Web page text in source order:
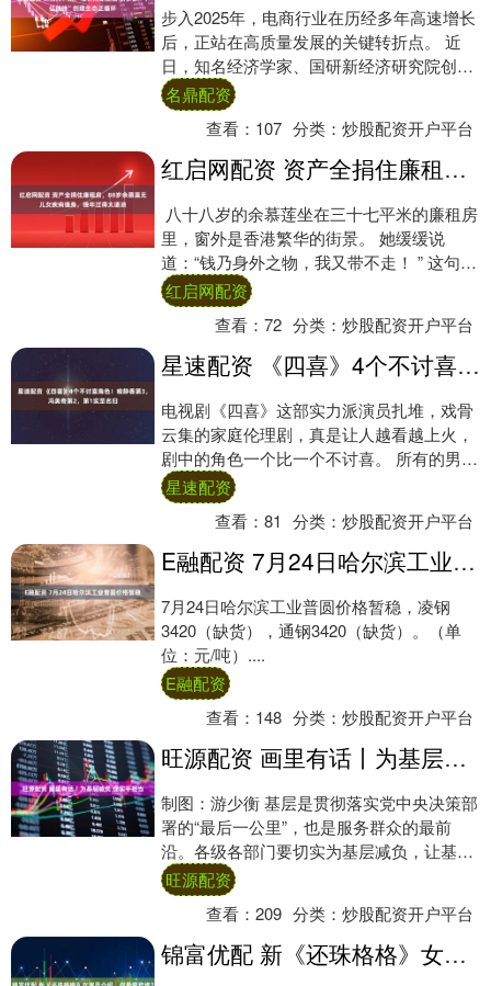
步入2025年，电商行业在历经多年高速增长
后，正站在高质量发展的关键转折点。 近
日，知名经济学家、国研新经济研究院创始
院长朱克力在新京报贝壳财经举办
的“2025....
名鼎配资
查看： 107 分类：炒股配资开户平台
红启网配资 资产全捐住廉租房，88岁余慕莲无儿女疾病缠身，晚年过得太凄凉
八十八岁的余慕莲坐在三十七平米的廉租房
里，窗外是香港繁华的街景。 她缓缓说
道：“钱乃身外之物，我又带不走！ ” 这句话
背后，是她决定捐出全部财产的果断。 这
位....
红启网配资
查看：72 分类：炒股配资开户平台
星速配资 《四喜》4个不讨喜角色！喻静香第3，冯美奇第2，第1实至名归
电视剧《四喜》这部实力派演员扎堆，戏骨
云集的家庭伦理剧，真是让人越看越上火，
剧中的角色一个比一个不讨喜。 所有的男性
角色几乎都是理智、明事理的设定，唯独冯
志竟然....
星速配资
查看：81 分类：炒股配资开户平台
E融配资 7月24日哈尔滨工业普圆价格暂稳
7月24日哈尔滨工业普圆价格暂稳，凌钢
3420（缺货），通钢3420（缺货）。（单
位：元/吨）....
E融配资
查看： 148 分类：炒股配资开户平台
旺源配资 画里有话丨为基层减负 促实干担当
制图：游少衡 基层是贯彻落实党中央决策部
署的“最后一公里”，也是服务群众的最前
沿。各级各部门要切实为基层减负，让基层
党组织和基层干部更好地推动经济社会发
展、服务....
旺源配资
查看：209 分类：炒股配资开户平台
锦富优配 新《还珠格格》女演员介绍，你最喜欢谁？